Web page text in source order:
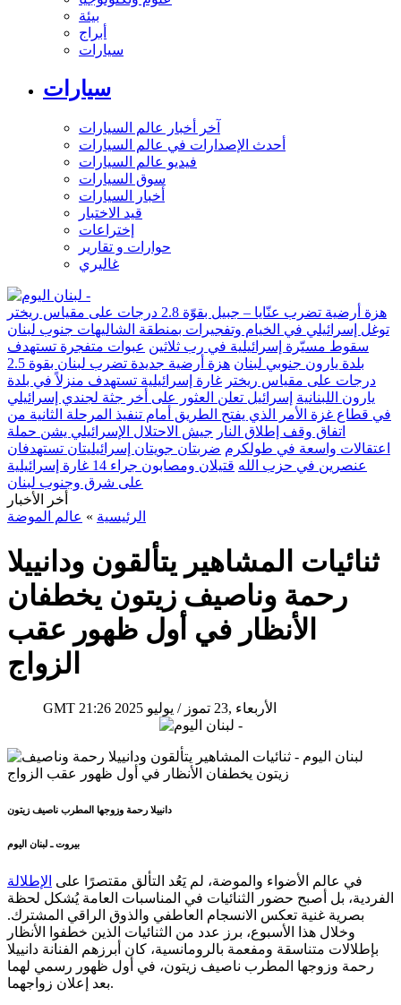
بيئة
أبراج
سيارات
سيارات
آخر أخبار عالم السيارات
أحدث الإصدارات في عالم السيارات
فيديو عالم السيارات
سوق السيارات
أخبار السيارات
قيد الاختبار
إختراعات
حوارات و تقارير
غاليري
هزة أرضية تضرب عنّايا – جبيل بقوّة 2.8 درجات على مقياس ريختر
توغل إسرائيلي في الخيام وتفجيرات بمنطقة الشاليهات جنوب لبنان
سقوط مسيّرة إسرائيلية في رب ثلاثين عبوات متفجرة تستهدف
بلدة يارون جنوبي لبنان
هزة أرضية جديدة تضرب لبنان بقوة 2.5
درجات على مقياس ريختر غارة إسرائيلية تستهدف منزلاً في بلدة
يارون اللبنانية إسرائيل تعلن العثور على أخر جثة لجندي إسرائيلي
في قطاع غزة الأمر الذي يفتح الطريق أمام تنفيذ المرحلة الثانية من
اتفاق وقف إطلاق النار جيش الاحتلال الإسرائيلي يشن حملة
اعتقالات واسعة في طولكرم ضربتان جويتان إسرائيليتان تستهدفان
عنصرين في حزب الله
قتيلان ومصابون جراء 14 غارة إسرائيلية
على شرق وجنوب لبنان
أخر الأخبار
الرئيسية » عالم الموضة
ثنائيات المشاهير يتألقون ودانييلا
رحمة وناصيف زيتون يخطفان
الأنظار في أول ظهور عقب
الزواج
GMT 21:26 2025 الأربعاء ,23 تموز / يوليو
دانييلا رحمة وزوجها المطرب ناصيف زيتون
بيروت ـ لبنان اليوم
في عالم الأضواء والموضة، لم يَعُد التألق مقتصرًا على الإطلالة
الفردية، بل أصبح حضور الثنائيات في المناسبات العامة يُشكل لحظة
بصرية غنية تعكس الانسجام العاطفي والذوق الراقي المشترك.
وخلال هذا الأسبوع، برز عدد من الثنائيات الذين خطفوا الأنظار
بإطلالات متناسقة ومفعمة بالرومانسية، كان أبرزهم الفنانة دانييلا
رحمة وزوجها المطرب ناصيف زيتون، في أول ظهور رسمي لهما
بعد إعلان زواجهما.